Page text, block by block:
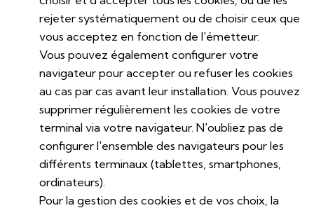
rejeter systématiquement ou de choisir ceux que
vous acceptez en fonction de l'émetteur.
Vous pouvez également configurer votre
navigateur pour accepter ou refuser les cookies
au cas par cas avant leur installation. Vous pouvez
supprimer régulièrement les cookies de votre
terminal via votre navigateur. N'oubliez pas de
configurer l'ensemble des navigateurs pour les
différents terminaux (tablettes, smartphones,
ordinateurs).
Pour la gestion des cookies et de vos choix, la